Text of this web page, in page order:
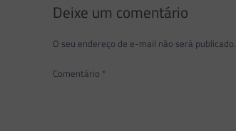
Deixe um comentário
O seu endereço de e-mail não será publicado.
Comentário *